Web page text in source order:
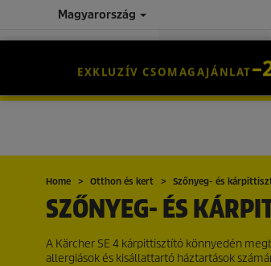
Magyarország
HOME & GARDEN
EXKLUZÍV CSOMAGAJÁNLAT
Home Otthon és kert Szőnyeg- és
SZŐNYEG- ÉS
A Kärcher SE 4 kárpittisztító könnyedén
allergiások és kisállattartó háztartások